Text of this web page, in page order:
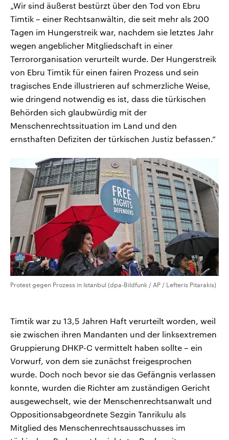
„Wir sind äußerst bestürzt über den Tod von Ebru
Timtik – einer Rechtsanwältin, die seit mehr als 200
Tagen im Hungerstreik war, nachdem sie letztes Jahr
wegen angeblicher Mitgliedschaft in einer
Terrororganisation verurteilt wurde. Der Hungerstreik
von Ebru Timtik für einen fairen Prozess und sein
tragisches Ende illustrieren auf schmerzliche Weise,
wie dringend notwendig es ist, dass die türkischen
Behörden sich glaubwürdig mit der
Menschenrechtssituation im Land und den
ernsthaften Defiziten der türkischen Justiz befassen.“
Protest gegen Prozess in Istanbul (dpa-Bildfunk / AP / Lefteris Pitarakis)
Timtik war zu 13,5 Jahren Haft verurteilt worden, weil
sie zwischen ihren Mandanten und der linksextremen
Gruppierung DHKP-C vermittelt haben sollte – ein
Vorwurf, von dem sie zunächst freigesprochen
wurde. Doch noch bevor sie das Gefängnis verlassen
konnte, wurden die Richter am zuständigen Gericht
ausgewechselt, wie der Menschenrechtsanwalt und
Oppositionsabgeordnete Sezgin Tanrikulu als
Mitglied des Menschenrechtsausschusses im